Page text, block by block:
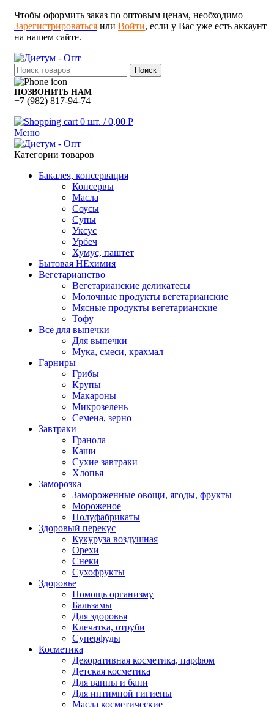
Чтобы оформить заказ по оптовым ценам, необходимо
Зарегистрироваться или Войти, если у Вас уже есть аккаунт
на нашем сайте.
Поиск
ПОЗВОНИТЬ НАМ
+7 (982) 817-94-74
0 шт. / 0,00 Р
Меню
Категории товаров
Бакалея, консервация
Консервы
Масла
Соусы
Супы
Уксус
Урбеч
Хумус, паштет
Бытовая НЕхимия
Вегетарианство
Вегетарианские деликатесы
Молочные продукты вегетарианские
Мясные продукты вегетарианские
Тофу
Всё для выпечки
Для выпечки
Мука, смеси, крахмал
Гарниры
Грибы
Крупы
Макароны
Микрозелень
Семена, зерно
Завтраки
Гранола
Каши
Сухие завтраки
Хлопья
Заморозка
Замороженные овощи, ягоды, фрукты
Мороженое
Полуфабрикаты
Здоровый перекус
Кукуруза воздушная
Орехи
Снеки
Сухофрукты
Здоровье
Помощь организму
Бальзамы
Для здоровья
Клечатка, отруби
Суперфуды
Косметика
Декоративная косметика, парфюм
Детская косметика
Для ванны и бани
Для интимной гигиены
Масла косметические